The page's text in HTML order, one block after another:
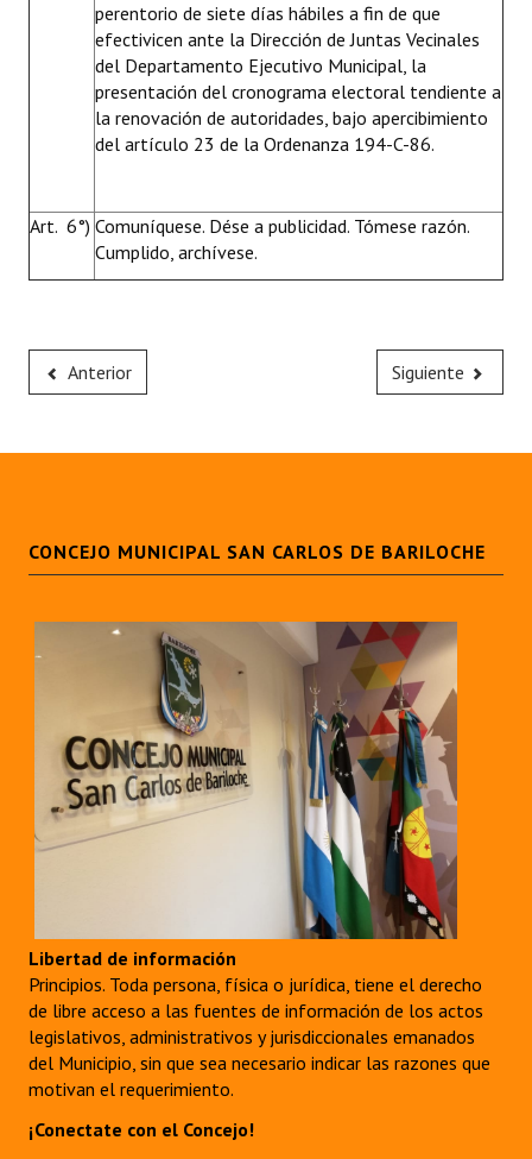
perentorio de siete días hábiles a fin de que
efectivicen ante la Dirección de Juntas Vecinales
del Departamento Ejecutivo Municipal, la
presentación del cronograma electoral tendiente a
la renovación de autoridades, bajo apercibimiento
del artículo 23 de la Ordenanza 194-C-86.
Art. 6°) Comuníquese. Dése a publicidad. Tómese razón.
Cumplido, archívese.
Anterior Siguiente
CONCEJO MUNICIPAL SAN CARLOS DE BARILOCHE
Libertad de información
Principios. Toda persona, física o jurídica, tiene el derecho
de libre acceso a las fuentes de información de los actos
legislativos, administrativos y jurisdiccionales emanados
del Municipio, sin que sea necesario indicar las razones que
motivan el requerimiento.
¡Conectate con el Concejo!